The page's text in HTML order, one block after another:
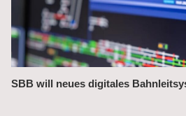
Bahnchefin rügt